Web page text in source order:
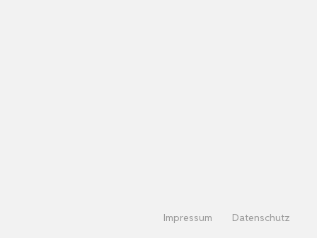
Impressum Datenschutz